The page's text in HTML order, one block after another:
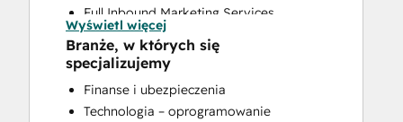
Full Inbound Marketing Services
Knowledge Base Development
Search Engine Optimization
Social Media
Wyświetl więcej
Branże, w których się
specjalizujemy
Finanse i ubezpieczenia
Technologia – oprogramowanie